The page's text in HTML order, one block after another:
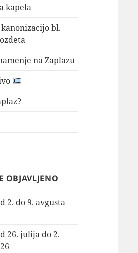
kapela
bl.
na Zaplazu
OBJAVLJENO
2. do 9. avgusta
26. julija do 2.